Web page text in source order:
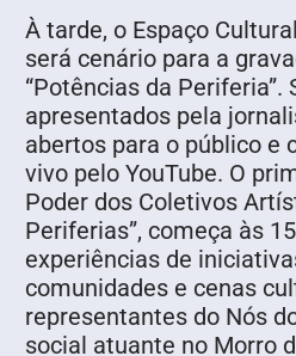
À tarde, o Espaço
será cenário para a
“Potências da
apresentados pela
abertos para o público e
vivo pelo YouTube. O
Poder dos Coletivos
Periferias”, começa às
experiências de
comunidades e cenas
representantes do Nós
social atuante no Morro